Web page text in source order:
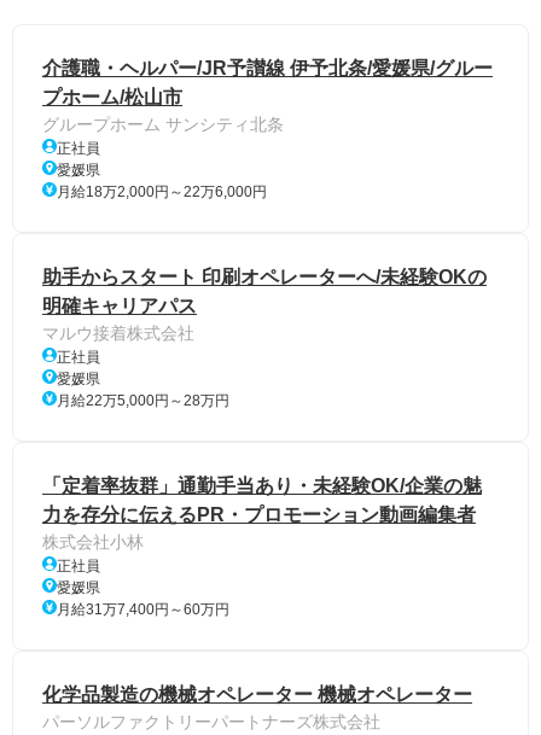
介護職・ヘルパー/JR予讃線 伊予北条/愛媛県/グルー
プホーム/松山市
グループホーム サンシティ北条
正社員
愛媛県
月給18万2,000円～22万6,000円
助手からスタート 印刷オペレーターへ/未経験OKの
明確キャリアパス
マルウ接着株式会社
正社員
愛媛県
月給22万5,000円～28万円
「定着率抜群」通勤手当あり・未経験OK/企業の魅
力を存分に伝えるPR・プロモーション動画編集者
株式会社小林
正社員
愛媛県
月給31万7,400円～60万円
化学品製造の機械オペレーター 機械オペレーター
パーソルファクトリーパートナーズ株式会社